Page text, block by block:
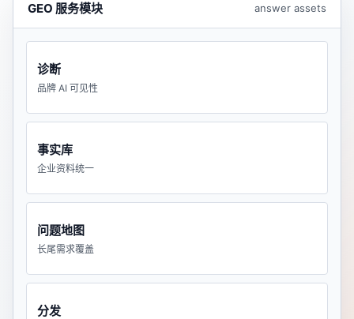
GEO 服务模块 answer assets
诊断
品牌 AI 可见性
事实库
企业资料统一
问题地图
长尾需求覆盖
分发